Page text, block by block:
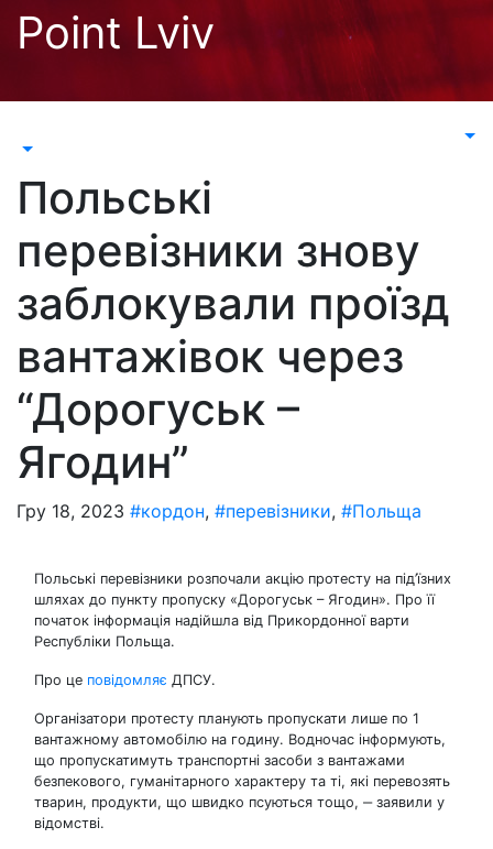
Перейти
Point Lviv
Польські
перевізники знову
заблокували проїзд
вантажівок через
“Дорогуськ –
Ягодин”
Гру 18, 2023 #кордон, #перевізники, #Польща
Польські перевізники розпочали акцію протесту на під’їзних
шляхах до пункту пропуску «Дорогуськ – Ягодин». Про її
початок інформація надійшла від Прикордонної варти
Республіки Польща.
Про це повідомляє ДПСУ.
Організатори протесту планують пропускати лише по 1
вантажному автомобілю на годину. Водночас інформують,
що пропускатимуть транспортні засоби з вантажами
безпекового, гуманітарного характеру та ті, які перевозять
тварин, продукти, що швидко псуються тощо, ‒ заявили у
відомстві.